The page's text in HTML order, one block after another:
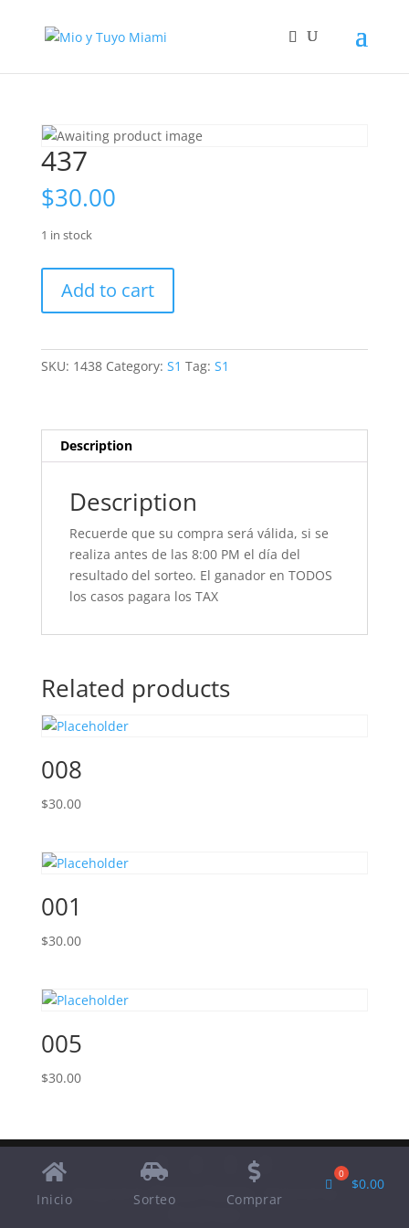
437
$30.00
1 in stock
quantity
Add to cart
SKU: 1438 Category: S1 Tag: S1
Description
Description
Recuerde que su compra será válida, si se
realiza antes de las 8:00 PM el día del
resultado del sorteo. El ganador en TODOS
los casos pagara los TAX
Related products
008
$30.00
001
$30.00
005
$30.00
Designed by Elegant Themes
| Powered by
Inicio Sorteo Comprar
$0.00